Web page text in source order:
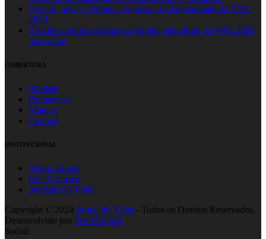
Em um jogaço, Polônia conquista o tricampeonato da VNL
2026
Estados Unidos desafiam a Polônia pelo título da VNL 2026
masculina
COBERTURA
Paulista
Paranaense
Mineiro
Carioca
INSTITUCIONAL
Quem Somos
Fale Conosco
Notícias do Vôlei
Copyright © 2024 Jornal do Vôlei - Todos os Direitos Reservados.
Desenvolvido por Pixel Project
Social: